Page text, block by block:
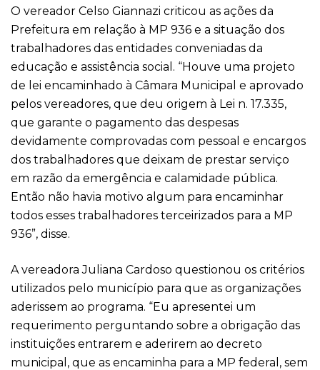
O vereador Celso Giannazi criticou as ações da
Prefeitura em relação à MP 936 e a situação dos
trabalhadores das entidades conveniadas da
educação e assistência social. “Houve uma projeto
de lei encaminhado à Câmara Municipal e aprovado
pelos vereadores, que deu origem à Lei n. 17.335,
que garante o pagamento das despesas
devidamente comprovadas com pessoal e encargos
dos trabalhadores que deixam de prestar serviço
em razão da emergência e calamidade pública.
Então não havia motivo algum para encaminhar
todos esses trabalhadores terceirizados para a MP
936”, disse.
A vereadora Juliana Cardoso questionou os critérios
utilizados pelo município para que as organizações
aderissem ao programa. “Eu apresentei um
requerimento perguntando sobre a obrigação das
instituições entrarem e aderirem ao decreto
municipal, que as encaminha para a MP federal, sem